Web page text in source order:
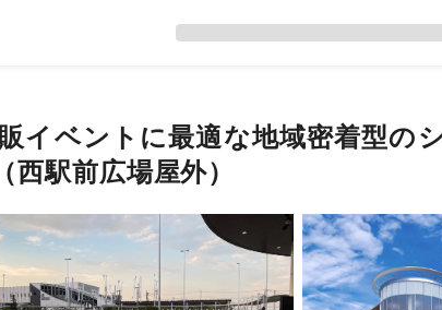
イベントに最適な地域密着型の
駅前広場屋外）